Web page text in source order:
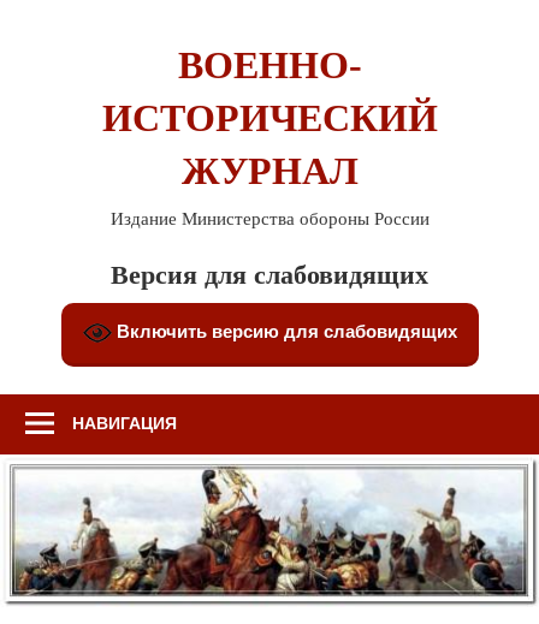
ВОЕННО-
ИСТОРИЧЕСКИЙ
ЖУРНАЛ
Издание Министерства обороны России
Версия для слабовидящих
Включить версию для слабовидящих
НАВИГАЦИЯ